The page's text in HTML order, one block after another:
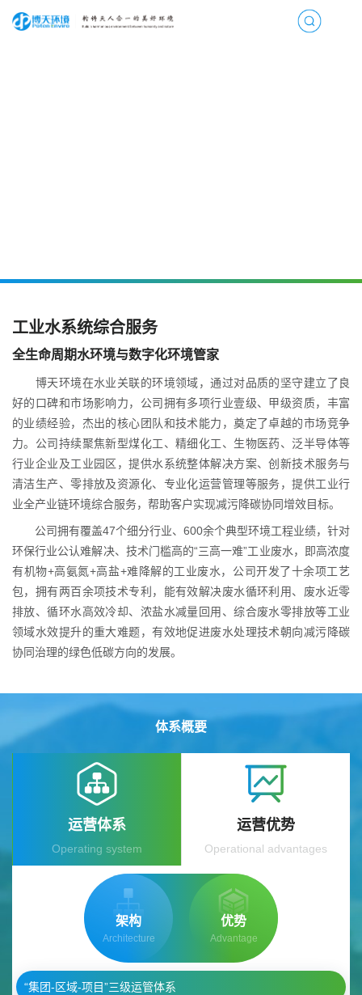
工业水系统综合服务
全生命周期水环境与数字化环境管家
博天环境在水业关联的环境领域，通过对品质的坚守建立了良
好的口碑和市场影响力，公司拥有多项行业壹级、甲级资质，丰富
的业绩经验，杰出的核心团队和技术能力，奠定了卓越的市场竞争
力。公司持续聚焦新型煤化工、精细化工、生物医药、泛半导体等
行业企业及工业园区，提供水系统整体解决方案、创新技术服务与
清洁生产、零排放及资源化、专业化运营管理等服务，提供工业行
业全产业链环境综合服务，帮助客户实现减污降碳协同增效目标。
公司拥有覆盖47个细分行业、600余个典型环境工程业绩，针对
环保行业公认难解决、技术门槛高的“三高一难”工业废水，即高浓度
有机物+高氨氮+高盐+难降解的工业废水，公司开发了十余项工艺
包，拥有两百余项技术专利，能有效解决废水循环利用、废水近零
排放、循环水高效冷却、浓盐水减量回用、综合废水零排放等工业
领域水效提升的重大难题，有效地促进废水处理技术朝向减污降碳
协同治理的绿色低碳方向的发展。
体系概要
运营体系
Operating system
运营优势
Operational advantages
架构
Architecture
优势
Advantage
“集团-区域-项目”三级运管体系